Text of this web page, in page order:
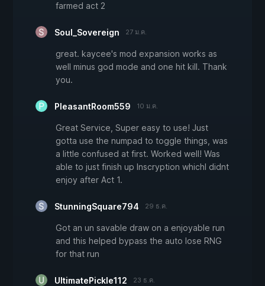
farmed act 2
Soul_Sovereign 27 ม.ค.
great. kaycee's mod expansion works as
well minus god mode and one hit kill. Thank
you.
PleasantRoom559 10 ม.ค.
Great Service, Super easy to use! Just
gotta use the numpad to toggle things, was
a little confused at first. Worked well! Was
able to just finish up Inscryption whichI didnt
enjoy after Act 1.
StunningSquare794 29 ธ.ค.
Got an un savable draw on a enjoyable run
and this helped bypass the auto lose RNG
for that run
UltimatePickle112 23 ธ.ค.